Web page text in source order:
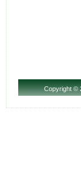
Copyright©